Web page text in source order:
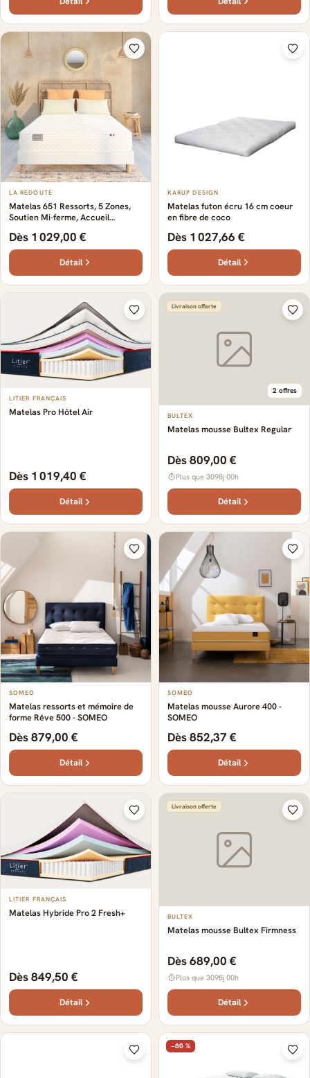
LA REDOUTE
Matelas 651 Ressorts, 5 Zones,
Soutien Mi-ferme, Accueil
Dès 1 029,00 €
Détail
KARUP DESIGN
Matelas futon écru 16 cm coeur
en fibre de coco
Dès 1 027,66 €
Détail
LITIER FRANÇAIS
Matelas Pro Hôtel Air
Dès 1 019,40 €
Détail
Livraison offerte
2 offres
BULTEX
Matelas mousse Bultex Regular
Dès 809,00 €
Plus que 3098j 00h
Détail
SOMEO
Matelas ressorts et mémoire de
forme Rêve 500 - SOMEO
Dès 879,00 €
Détail
SOMEO
Matelas mousse Aurore 400 -
SOMEO
Dès 852,37 €
Détail
LITIER FRANÇAIS
Matelas Hybride Pro 2 Fresh+
Dès 849,50 €
Détail
Livraison offerte
BULTEX
Matelas mousse Bultex Firmness
Dès 689,00 €
Plus que 3098j 00h
Détail
−80 %